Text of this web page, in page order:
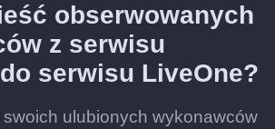
obserwowanych
z serwisu
serwisu LiveOne?
ulubionych wykonawców